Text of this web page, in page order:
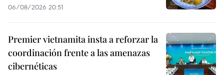
06/08/2026 20:51
Premier vietnamita insta a reforzar la
coordinación frente a las amenazas
cibernéticas